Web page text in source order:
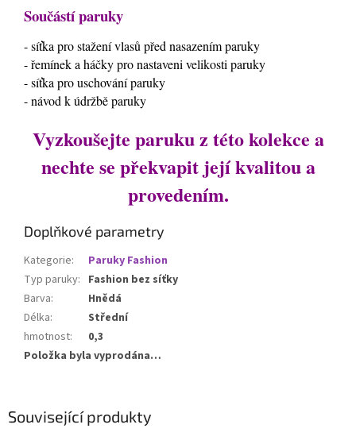
Související produkty
Součástí paruky
- síťka pro stažení vlasů před nasazením paruky
- řemínek a háčky pro nastaveni velikosti paruky
- síťka pro uschování paruky
- návod k údržbě paruky
Vyzkoušejte paruku z této kolekce a
nechte se překvapit její kvalitou a
provedením.
Doplňkové parametry
Kategorie:
Paruky Fashion
Typ paruky: Fashion bez síťky
Barva:
Hnědá
Délka:
Střední
hmotnost:
0,3
Položka byla vyprodána…